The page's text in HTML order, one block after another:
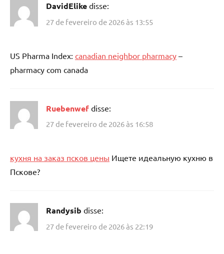
DavidElike disse:
27 de fevereiro de 2026 às 13:55
US Pharma Index: canadian neighbor pharmacy –
pharmacy com canada
Ruebenwef disse:
27 de fevereiro de 2026 às 16:58
кухня на заказ псков цены Ищете идеальную кухню в
Пскове?
Randysib disse:
27 de fevereiro de 2026 às 22:19